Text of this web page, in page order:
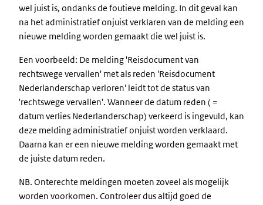
wel juist is, ondanks de foutieve melding. In dit geval kan
na het administratief onjuist verklaren van de melding een
nieuwe melding worden gemaakt die wel juist is.
Een voorbeeld: De melding 'Reisdocument van
rechtswege vervallen' met als reden 'Reisdocument
Nederlanderschap verloren' leidt tot de status van
'rechtswege vervallen'. Wanneer de datum reden ( =
datum verlies Nederlanderschap) verkeerd is ingevuld, kan
deze melding administratief onjuist worden verklaard.
Daarna kan er een nieuwe melding worden gemaakt met
de juiste datum reden.
NB. Onterechte meldingen moeten zoveel als mogelijk
worden voorkomen. Controleer dus altijd goed de